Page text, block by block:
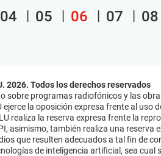
04 05 06 07 08
2026. Todos los derechos reservados
sobre programas radiofónicos y las
la oposición expresa frente al
realiza la reserva expresa frente la
asimismo, también realiza una
que resulten adecuados a tal fin de
de inteligencia artificial, sea cual